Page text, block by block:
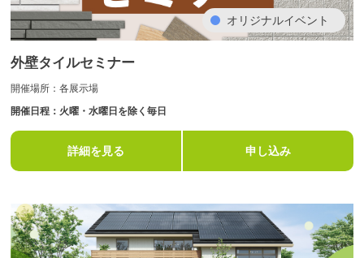
オリジナルイベント
外壁タイルセミナー
開催場所：各展示場
開催日程：火曜・水曜日を除く毎日
詳細を見る 申し込み